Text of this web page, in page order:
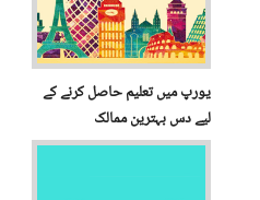
یورپ میں تعلیم حاصل کرنے کے
لیے دس بہترین ممالک